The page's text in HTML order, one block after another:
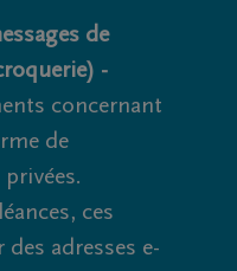
de
-
concernant
de
ces
adresses e-